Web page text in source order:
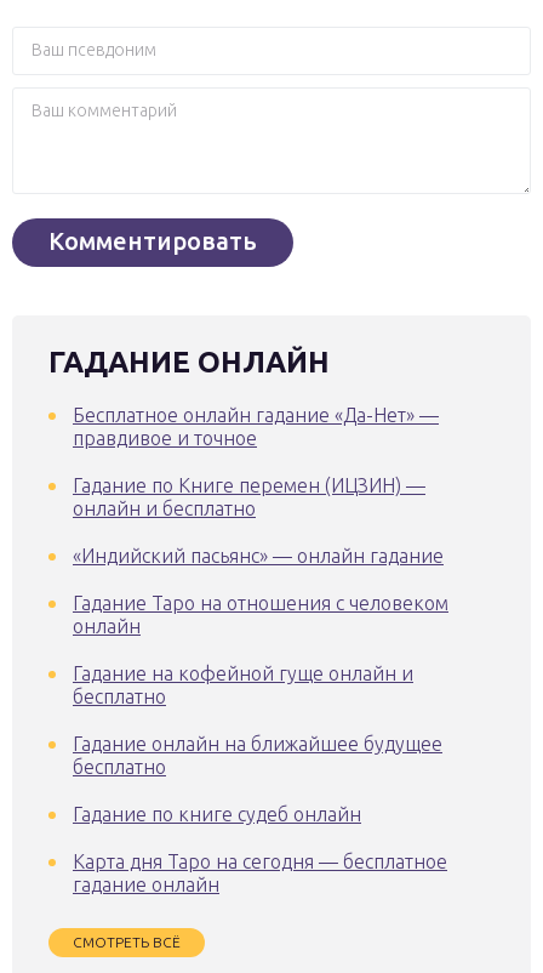
ГАДАНИЕ ОНЛАЙН
Бесплатное онлайн гадание «Да-Нет» —
правдивое и точное
Гадание по Книге перемен (ИЦЗИН) —
онлайн и бесплатно
«Индийский пасьянс» — онлайн гадание
Гадание Таро на отношения с человеком
онлайн
Гадание на кофейной гуще онлайн и
бесплатно
Гадание онлайн на ближайшее будущее
бесплатно
Гадание по книге судеб онлайн
Карта дня Таро на сегодня — бесплатное
гадание онлайн
СМОТРЕТЬ ВСЁ